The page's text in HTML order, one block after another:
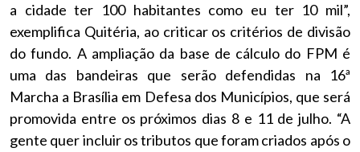
a cidade ter 100 habitantes como eu ter 10 mil”,
exemplifica Quitéria, ao criticar os critérios de divisão
do fundo. A ampliação da base de cálculo do FPM é
uma das bandeiras que serão defendidas na 16ª
Marcha a Brasília em Defesa dos Municípios, que será
promovida entre os próximos dias 8 e 11 de julho. “A
gente quer incluir os tributos que foram criados após o